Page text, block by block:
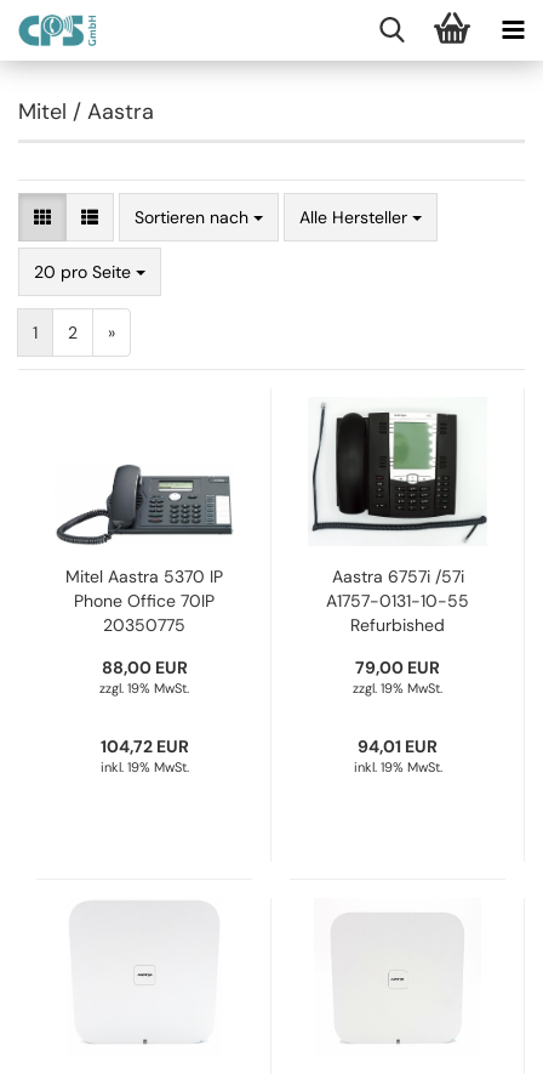
Mitel / Aastra
Sortieren nach Alle Hersteller
20 pro Seite
1 2 »
Mitel Aastra 5370 IP
Phone Office 70IP
20350775
88,00 EUR
zzgl. 19% MwSt.
104,72 EUR
inkl. 19% MwSt.
Aastra 6757i /57i
A1757-0131-10-55
Refurbished
79,00 EUR
zzgl. 19% MwSt.
94,01 EUR
inkl. 19% MwSt.